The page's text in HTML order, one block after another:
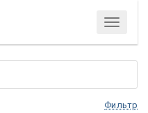
Меню
Фильтр